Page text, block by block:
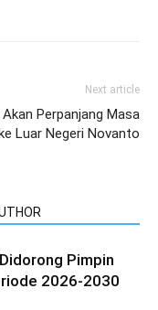
Next article
Akan Perpanjang Masa
Luar Negeri Novanto
Pimpin
2026-2030